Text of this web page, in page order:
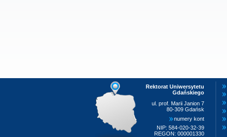
Rektorat Uniwersytetu
Gdańskiego
ul. prof. Marii Janion 7
80-309 Gdańsk
numery kont
NIP: 584-020-32-39
REGON: 000001330